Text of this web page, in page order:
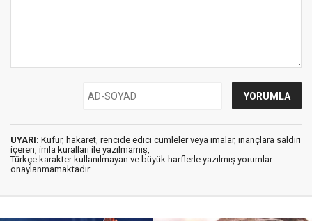
UYARI: Küfür, hakaret, rencide edici cümleler veya imalar, inançlara saldırı
içeren, imla kuralları ile yazılmamış,
Türkçe karakter kullanılmayan ve büyük harflerle yazılmış yorumlar
onaylanmamaktadır.